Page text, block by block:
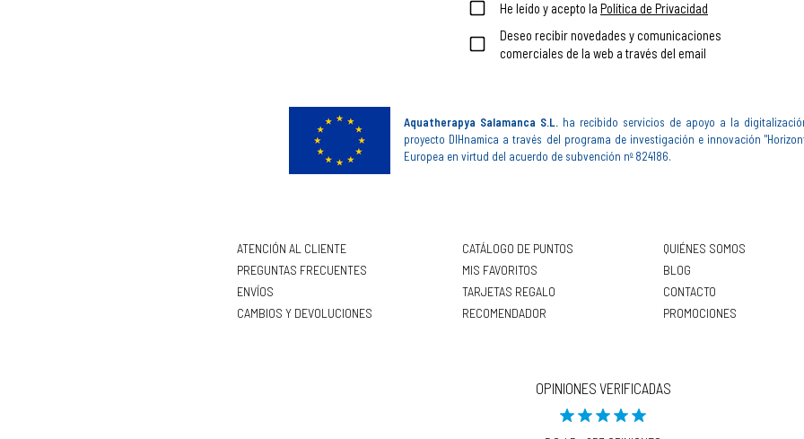
He leído y acepto la Política de Privacidad
Deseo recibir novedades y comunicaciones
comerciales de la web a través del email
Aquatherapya Salamanca S.L. ha recibido servicios de apoyo a la
proyecto DIHnamica a través del programa de investigación e innovación
Europea en virtud del acuerdo de subvención nº 824186.
ATENCIÓN AL CLIENTE
PREGUNTAS FRECUENTES
ENVÍOS
CAMBIOS Y DEVOLUCIONES
CATÁLOGO DE PUNTOS
MIS FAVORITOS
TARJETAS REGALO
RECOMENDADOR
QUIÉNES SOMOS
BLOG
CONTACTO
PROMOCIONES
OPINIONES VERIFICADAS